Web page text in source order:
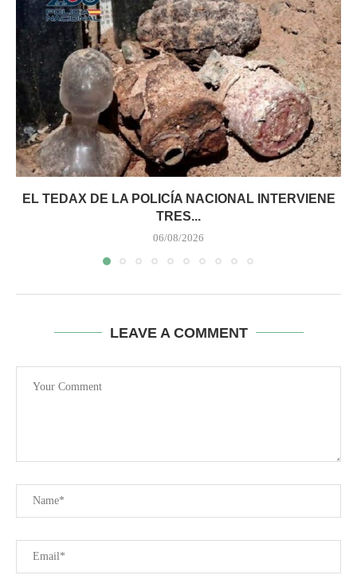
EL TEDAX DE LA POLICÍA NACIONAL INTERVIENE
TRES...
06/08/2026
LEAVE A COMMENT